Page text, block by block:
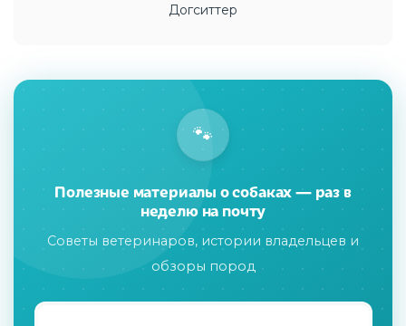
Догситтер
🐾
Полезные материалы о собаках — раз в
неделю на почту
Советы ветеринаров, истории владельцев и
обзоры пород